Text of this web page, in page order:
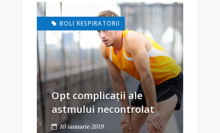
BOLI RESPIRATORII
Opt complicații ale
astmului necontrolat
10 ianuarie 2019